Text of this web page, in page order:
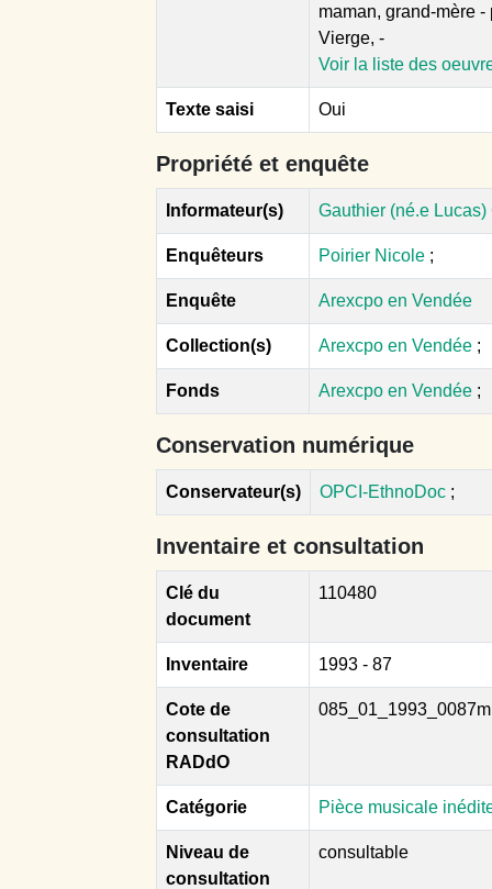
maman, grand-mère
Vierge, -
Voir la liste des
Texte saisi Oui
Propriété et enquête
Informateur(s) Gauthier (né.e
Enquêteurs Poirier Nicole ;
Enquête Arexcpo en Vendée
Collection(s) Arexcpo en Vendée ;
Fonds Arexcpo en Vendée ;
Conservation numérique
Conservateur(s) OPCI-EthnoDoc ;
Inventaire et consultation
Clé du
document
110480
Inventaire 1993 - 87
Cote de
consultation
RADdO
Catégorie Pièce musicale
Niveau de
consultation
consultable